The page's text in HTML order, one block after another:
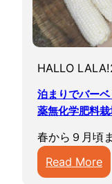
r
e
m
a
ロ
コ
シ
HALLO LALA!
泊まりでバー
薬無化学肥料栽
春から９月頃
Read More:
泊